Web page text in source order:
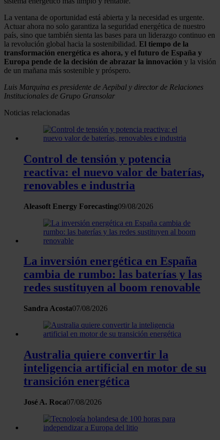
La ventana de oportunidad está abierta y la necesidad es urgente.
Actuar ahora no solo garantiza la seguridad energética de nuestro
país, sino que también sienta las bases para un liderazgo continuo en
la revolución global hacia la sostenibilidad. El tiempo de la
transformación energética es ahora, y el futuro de España y
Europa pende de la decisión de abrazar la innovación y la visión
de un mañana más sostenible y próspero.
Luis Marquina es presidente de Aepibal y director de Relaciones
Institucionales de Grupo Gransolar
Noticias relacionadas
Control de tensión y potencia
reactiva: el nuevo valor de baterías,
renovables e industria
Aleasoft Energy Forecasting09/08/2026
La inversión energética en España
cambia de rumbo: las baterías y las
redes sustituyen al boom renovable
Sandra Acosta07/08/2026
Australia quiere convertir la
inteligencia artificial en motor de su
transición energética
José A. Roca07/08/2026